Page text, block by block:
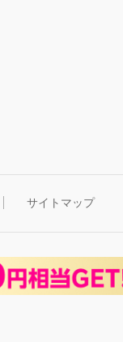
サイトマップ